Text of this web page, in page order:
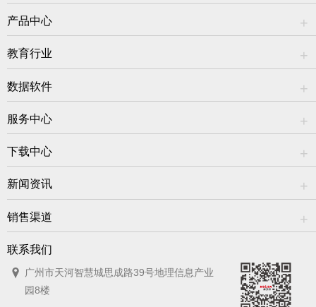
产品中心
教育行业
数据软件
服务中心
下载中心
新闻资讯
销售渠道
联系我们
广州市天河智慧城思成路39号地理信息产业
园8楼